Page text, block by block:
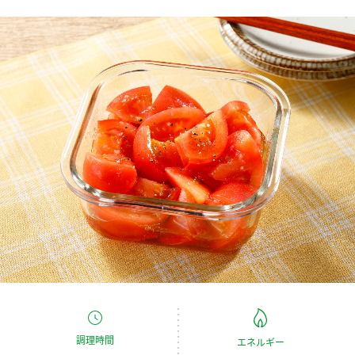
商品カテゴリ
酢 調味酢
お酢ドリンク ぽん酢
みりん風・料理酒 鍋用調味料
つゆ たれ
スープ 中華
新商品一覧
キャンペーン情報
ブランド・スペシャルサイト
ブランド・スペシャルサイト トップ
商品ブランドサイト
Fibee（ファイビー）
くらしプラ酢
お酢ドリンク
企業情報
国内事業概要
企業理念
ミツカンを知る
調理時間 エネルギー